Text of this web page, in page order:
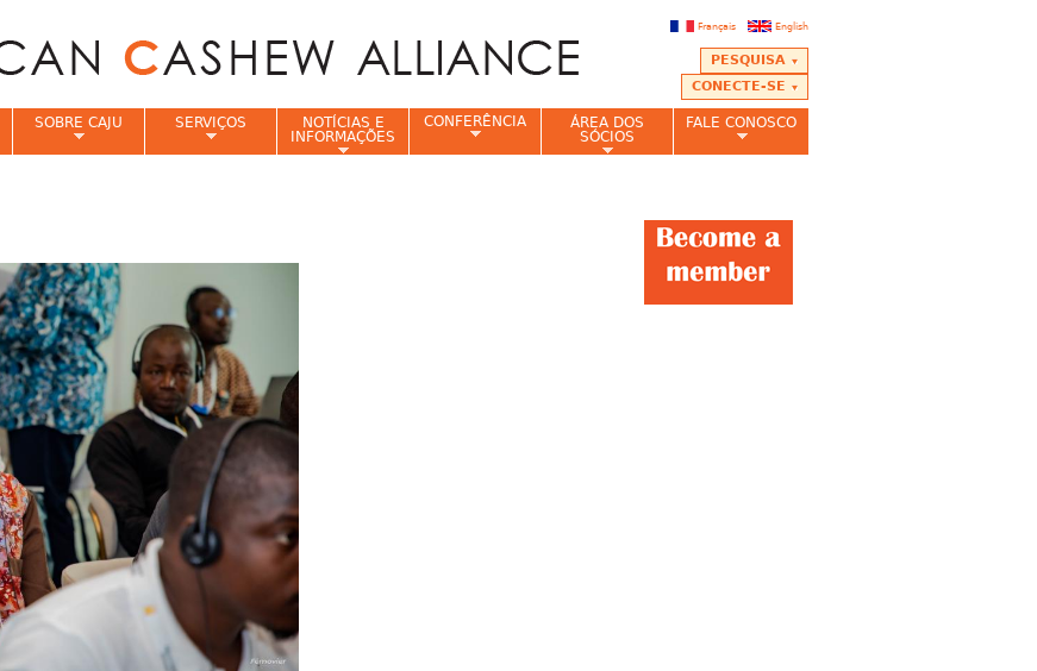
English
Français
PESQUISA
CONECTE-SE
SOBRE CAJU SERVIÇOS
NOTÍCIAS E
INFORMAÇÕES
CONFERÊNCIA
ÁREA DOS
SÓCIOS
FALE CONOSCO